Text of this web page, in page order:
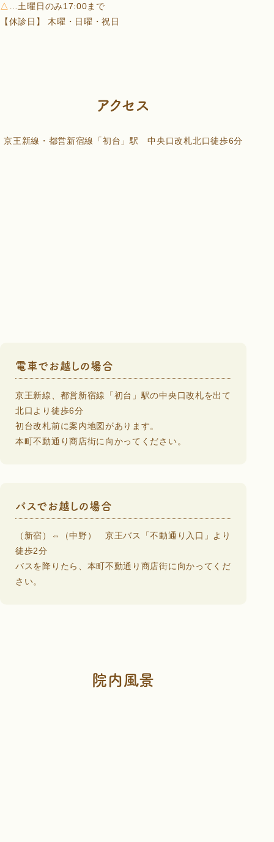
△
…土曜日のみ17:00まで
【休診日】 木曜・日曜・祝日
アクセス
京王新線・都営新宿線「初台」駅 中央口改札北口徒歩6分
電車でお越しの場合
京王新線、都営新宿線「初台」駅の中央口改札を出て
北口より徒歩6分
初台改札前に案内地図があります。
本町不動通り商店街に向かってください。
バスでお越しの場合
（新宿）⇔（中野） 京王バス「不動通り入口」より
徒歩2分
バスを降りたら、本町不動通り商店街に向かってくだ
さい。
院内風景